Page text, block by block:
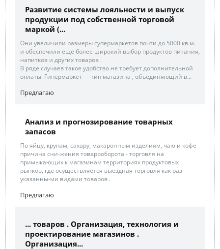
Развитие системы лояльности и выпуск
продукции под собственной торговой
маркой (...
Они увеличили размеры супермаркетов почти до 5000 кв.м.
и обеспечили ещё более широкий выбор продуктов питания,
напитков и других товаров .
В ряде случаев такое удобство не требует дополнительной
оплаты. Гипермаркет — тип магазина , объединяющий в...
Предлагаю
Анализ и прогнозирование товарных
запасов
По яйцу, крупам, сахару, макаронным изделиям, чаю и кофе
причина сни-жения товарооборота - торговля на
примыкающих к магазинам территориях продуктовых
рынков, где осуществляется выездная торговля как раз
указанны-ми видами товаров .
Предлагаю
... товаров . Организация, технология и
проектирование магазинов .
Организация...